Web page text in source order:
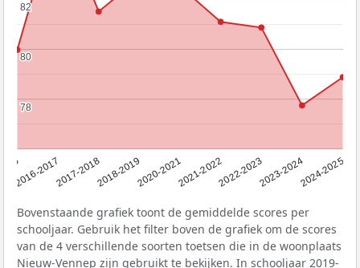
2016-20172017-20182018-20192020-20212021-20222022-20232023-20242024-2025
78
78
80
80
82
82
Bovenstaande grafiek toont de gemiddelde scores per
schooljaar. Gebruik het filter boven de grafiek om de scores
van de 4 verschillende soorten toetsen die in de woonplaats
Nieuw-Vennep zijn gebruikt te bekijken. In schooljaar 2019-